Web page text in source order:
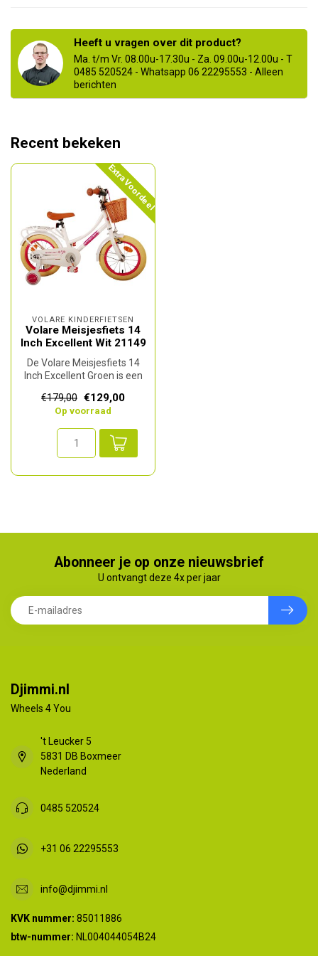
Heeft u vragen over dit product?
Ma. t/m Vr. 08.00u-17.30u - Za. 09.00u-12.00u - T
0485 520524 - Whatsapp 06 22295553 - Alleen
berichten
Recent bekeken
Extra Voordeel
VOLARE KINDERFIETSEN
Volare Meisjesfiets 14
Inch Excellent Wit 21149
De Volare Meisjesfiets 14
Inch Excellent Groen is een
€179,00 €129,00
Op voorraad
Abonneer je op onze nieuwsbrief
U ontvangt deze 4x per jaar
Djimmi.nl
Wheels 4 You
't Leucker 5
5831 DB Boxmeer
Nederland
0485 520524
+31 06 22295553
info@djimmi.nl
KVK nummer: 85011886
btw-nummer: NL004044054B24